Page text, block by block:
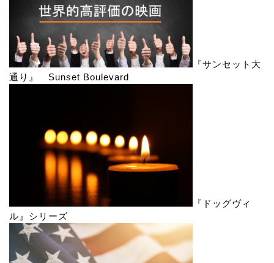
『サンセット大
通り』 Sunset Boulevard
『ドッグヴィ
ル』シリーズ